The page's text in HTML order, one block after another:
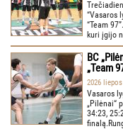
“Vasaros
“Team
kuri įgijo
BC
„Team
2026
Vasaros
„Pilėnai“
34:23,